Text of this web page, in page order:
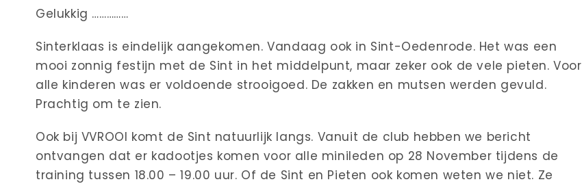
Gelukkig ……………
Sinterklaas is eindelijk aangekomen. Vandaag ook in Sint-Oedenrode. Het was een
mooi zonnig festijn met de Sint in het middelpunt, maar zeker ook de vele pieten. Voor
alle kinderen was er voldoende strooigoed. De zakken en mutsen werden gevuld.
Prachtig om te zien.
Ook bij VVROOI komt de Sint natuurlijk langs. Vanuit de club hebben we bericht
ontvangen dat er kadootjes komen voor alle minileden op 28 November tijdens de
training tussen 18.00 – 19.00 uur. Of de Sint en Pieten ook komen weten we niet. Ze